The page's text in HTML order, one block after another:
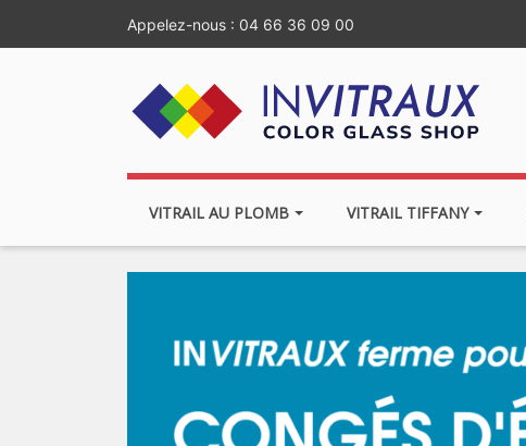
Appelez-nous : 04 66 36 09 00
VITRAIL AU PLOMB VITRAIL TIFFANY